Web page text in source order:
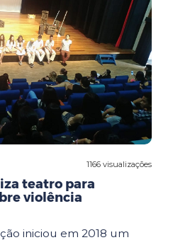
1166 visualizações
teatro para
violência
iniciou em 2018 um